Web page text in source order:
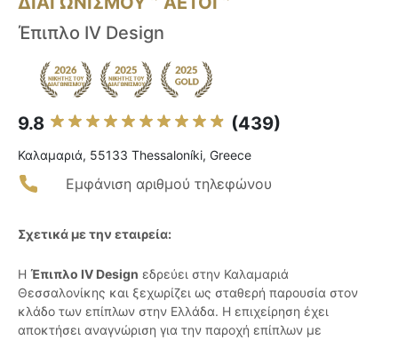
Έπιπλο IV Design
9.8 (439)
Καλαμαριά, 55133 Thessaloníki, Greece
Εμφάνιση αριθμού τηλεφώνου
Σχετικά με την εταιρεία:
Η Έπιπλο IV Design εδρεύει στην Καλαμαριά
Θεσσαλονίκης και ξεχωρίζει ως σταθερή παρουσία στον
κλάδο των επίπλων στην Ελλάδα. Η επιχείρηση έχει
αποκτήσει αναγνώριση για την παροχή επίπλων με